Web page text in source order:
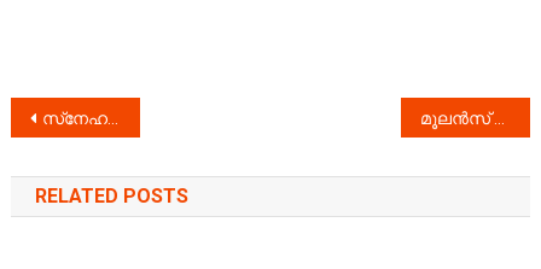
Post
navigation
സ്‌നേഹക്കടലായി ജില്ലാ കളക്ടർ : മൂലൻസ് ഇന്റർനാഷണൽ പ്രൈവറ്റ് ലിമിറ്റഡ് ഉടമകൾക്ക് ഹൈക്കോടതിയുടെ നോട്ടീസ് : അറുപതുകോടിയുടെ ഹവാലാപ്പണം വിദേശത്തേക്ക് കടത്തിയെന്ന് :
RELATED POSTS